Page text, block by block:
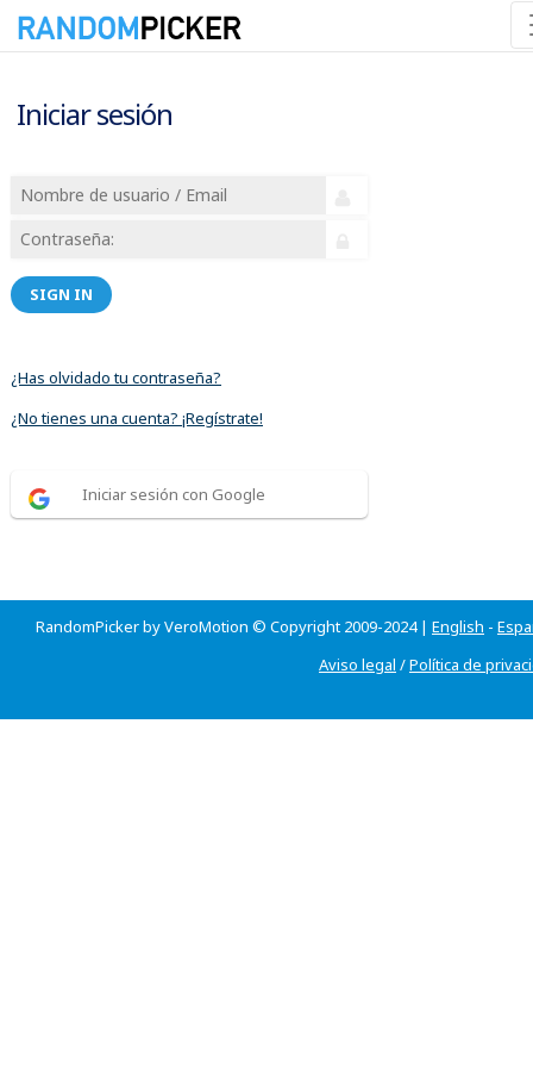
Iniciar sesión
SIGN IN
¿Has olvidado tu contraseña?
¿No tienes una cuenta? ¡Regístrate!
Iniciar sesión con Google
RandomPicker by VeroMotion © Copyright 2009-2024 | English -
Aviso legal /Política de